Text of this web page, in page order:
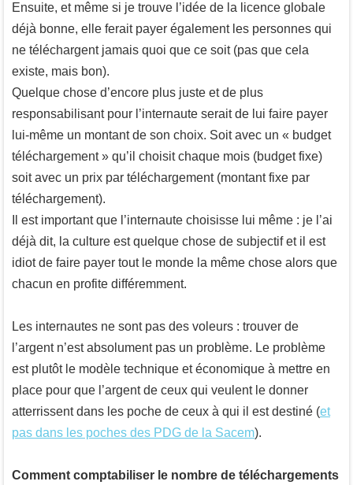
Ensuite, et même si je trouve l’idée de la licence globale
déjà bonne, elle ferait payer également les personnes qui
ne téléchargent jamais quoi que ce soit (pas que cela
existe, mais bon).
Quelque chose d’encore plus juste et de plus
responsabilisant pour l’internaute serait de lui faire payer
lui-même un montant de son choix. Soit avec un « budget
téléchargement » qu’il choisit chaque mois (budget fixe)
soit avec un prix par téléchargement (montant fixe par
téléchargement).
Il est important que l’internaute choisisse lui même : je l’ai
déjà dit, la culture est quelque chose de subjectif et il est
idiot de faire payer tout le monde la même chose alors que
chacun en profite différemment.
Les internautes ne sont pas des voleurs : trouver de
l’argent n’est absolument pas un problème. Le problème
est plutôt le modèle technique et économique à mettre en
place pour que l’argent de ceux qui veulent le donner
atterrissent dans les poche de ceux à qui il est destiné (et
pas dans les poches des PDG de la Sacem).
Comment comptabiliser le nombre de téléchargements